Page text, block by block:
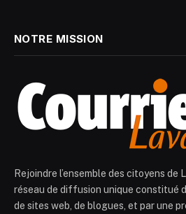
NOTRE MISSION
Rejoindre l’ensemble des citoyens de
réseau de diffusion unique constitué
de sites web, de blogues, et par une